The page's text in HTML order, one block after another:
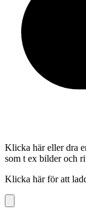
Klicka här eller dra
som t ex bilder och
Klicka här för att